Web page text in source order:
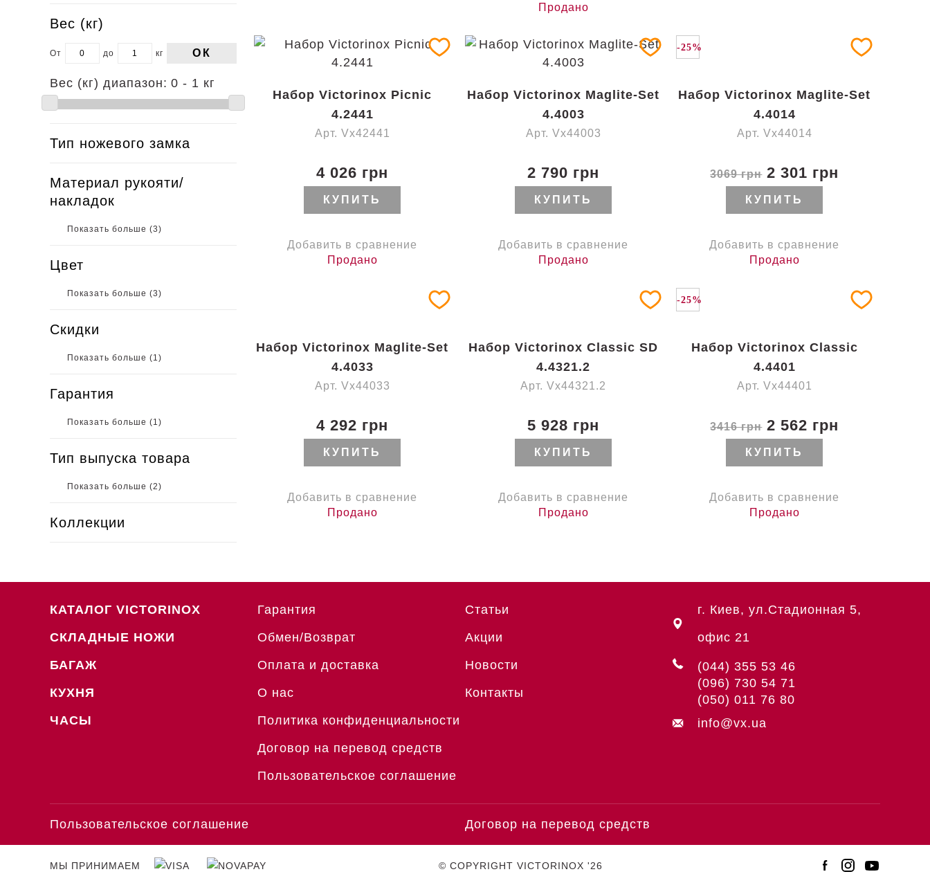
Вес (кг)
От до кг ОК
Вес (кг) диапазон: 0 - 1 кг
Тип ножевого замка
Материал рукояти/
накладок
Показать больше (3)
Цвет
Показать больше (3)
Скидки
Показать больше (1)
Гарантия
Показать больше (1)
Тип выпуска товара
Показать больше (2)
Коллекции
Продано
Набор Victorinox Picnic
4.2441
Арт. Vx42441
4 026 грн
КУПИТЬ
Добавить в сравнение
Продано
Набор Victorinox Maglite-Set
4.4003
Арт. Vx44003
2 790 грн
КУПИТЬ
Добавить в сравнение
Продано
-25%
Набор Victorinox Maglite-Set
4.4014
Арт. Vx44014
3069 грн2 301 грн
КУПИТЬ
Добавить в сравнение
Продано
Набор Victorinox Maglite-Set
4.4033
Арт. Vx44033
4 292 грн
КУПИТЬ
Добавить в сравнение
Продано
Набор Victorinox Classic SD
4.4321.2
Арт. Vx44321.2
5 928 грн
КУПИТЬ
Добавить в сравнение
Продано
-25%
Набор Victorinox Classic
4.4401
Арт. Vx44401
3416 грн2 562 грн
КУПИТЬ
Добавить в сравнение
Продано
КАТАЛОГ VICTORINOX
СКЛАДНЫЕ НОЖИ
БАГАЖ
КУХНЯ
ЧАСЫ
Гарантия
Обмен/Возврат
Оплата и доставка
О нас
Политика конфиденциальности
Договор на перевод средств
Пользовательское соглашение
Статьи
Акции
Новости
Контакты
г. Киев, ул.Стадионная 5,
офис 21
(044) 355 53 46
(096) 730 54 71
(050) 011 76 80
info@vx.ua
Пользовательское соглашение Договор на перевод средств
МЫ ПРИНИМАЕМ © COPYRIGHT VICTORINOX '26